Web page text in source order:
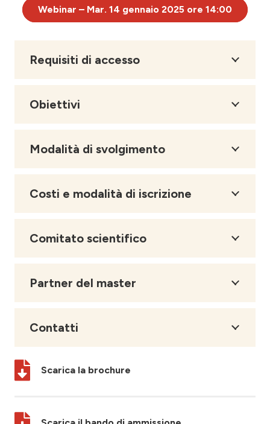
Webinar – Mar. 14 gennaio 2025 ore 14:00
Requisiti di accesso
Obiettivi
Modalità di svolgimento
Costi e modalità di iscrizione
Comitato scientifico
Partner del master
Contatti
Scarica la brochure